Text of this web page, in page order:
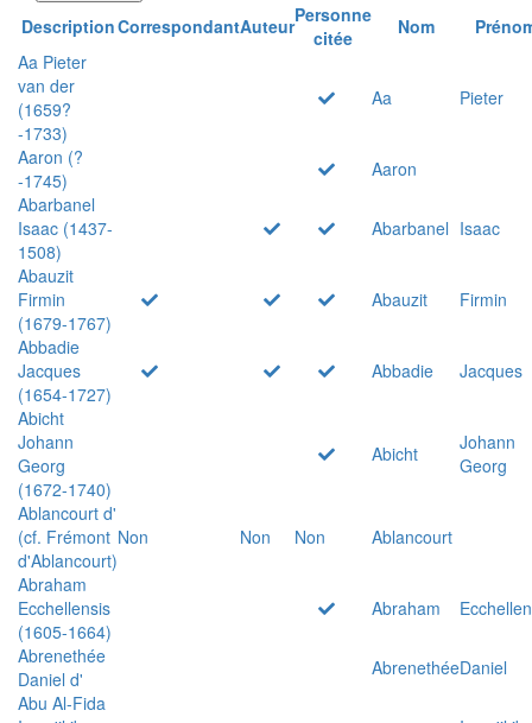
DescriptionCorrespondantAuteurPersonne
citée
Nom
Aa Pieter
van der
(1659?
-1733)
Aa Pieter
Aaron (?
-1745)
Aaron
Abarbanel
Isaac (1437-
1508)
Abarbanel Isaac
Abauzit
Firmin
(1679-1767)
Abauzit
Firmin
Abbadie
Jacques
(1654-1727)
Abbadie
Jacques
Abicht
Johann
Georg
(1672-1740)
Abicht
Johann
Georg
Ablancourt d'
(cf. Frémont
d'Ablancourt)
Non Non Non
Ablancourt
Abraham
Ecchellensis
(1605-1664)
Abraham
Abrenethée
Daniel d'
AbrenethéeDaniel
Abu Al-Fida